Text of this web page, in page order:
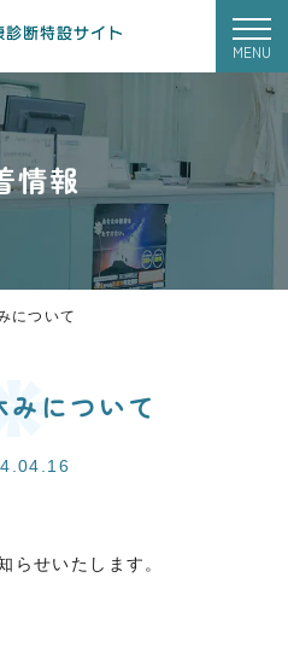
MENU
情報
について
みについて
らせいたします。